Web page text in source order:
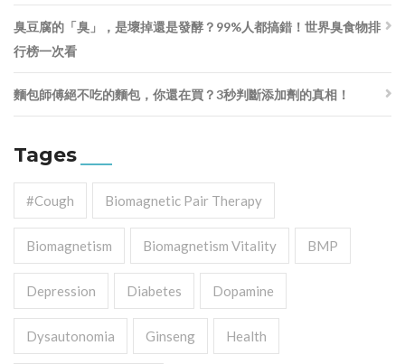
臭豆腐的「臭」，是壞掉還是發酵？99%人都搞錯！世界臭食物排
行榜一次看
麵包師傅絕不吃的麵包，你還在買？3秒判斷添加劑的真相！
Tages
#cough Biomagnetic Pair Therapy
Biomagnetism Biomagnetism Vitality BMP
Depression Diabetes Dopamine
Dysautonomia Ginseng Health